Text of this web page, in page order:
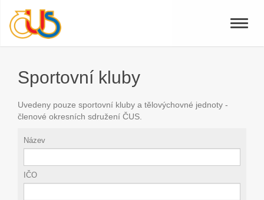
Toggle
Sportovní kluby
Uvedeny pouze sportovní kluby a tělovýchovné jednoty -
členové okresních sdružení ČUS.
Název
IČO